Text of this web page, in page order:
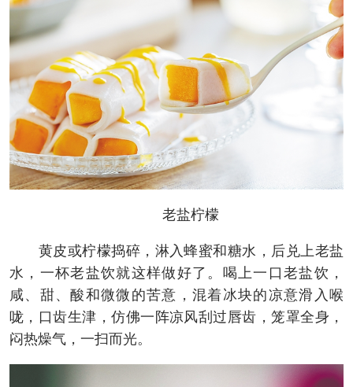
老盐柠檬
黄皮或柠檬捣碎，淋入蜂蜜和糖水，后兑上老盐
水，一杯老盐饮就这样做好了。喝上一口老盐饮，
咸、甜、酸和微微的苦意，混着冰块的凉意滑入喉
咙，口齿生津，仿佛一阵凉风刮过唇齿，笼罩全身，
闷热燥气，一扫而光。